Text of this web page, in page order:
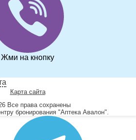
Жми на кнопку
Карта сайта
Все права сохранены
бронирования "Аптека Авалон".